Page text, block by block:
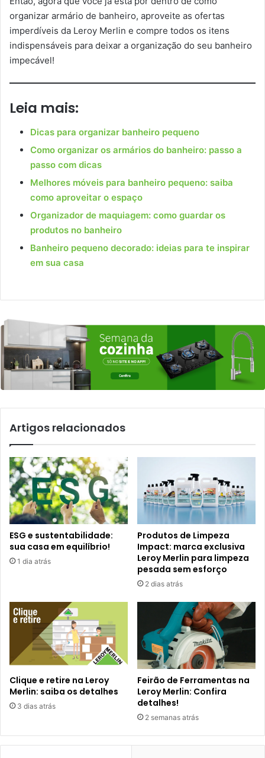
organizar armário de banheiro, aproveite as ofertas
imperdíveis da Leroy Merlin e compre todos os itens
indispensáveis para deixar a organização do seu banheiro
impecável!
Leia mais:
Dicas para organizar banheiro pequeno
Como organizar os armários do banheiro: passo a
passo com dicas
Melhores móveis para banheiro pequeno: saiba
como aproveitar o espaço
Organizador de maquiagem: como guardar os
produtos no banheiro
Banheiro pequeno decorado: ideias para te inspirar
em sua casa
Artigos relacionados
ESG e sustentabilidade:
sua casa em equilíbrio!
1 dia atrás
Produtos de Limpeza
Impact: marca exclusiva
Leroy Merlin para limpeza
pesada sem esforço
2 dias atrás
Clique e retire na Leroy
Merlin: saiba os detalhes
3 dias atrás
Feirão de Ferramentas na
Leroy Merlin: Confira
detalhes!
2 semanas atrás